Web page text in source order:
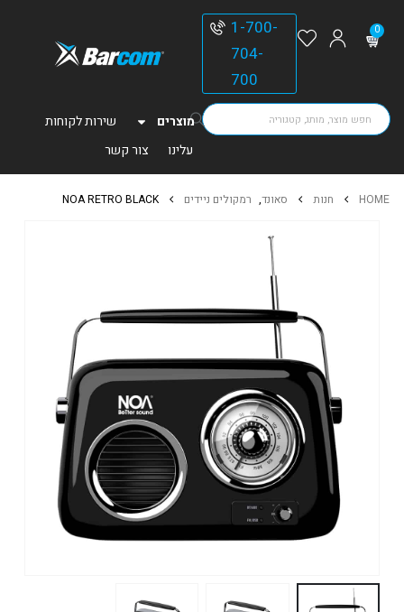
0
1-700-
704-
700
מוצרים
שירות לקוחות
עלינו
צור קשר
HOME חנות סאונד, רמקולים ניידים NOA RETRO BLACK